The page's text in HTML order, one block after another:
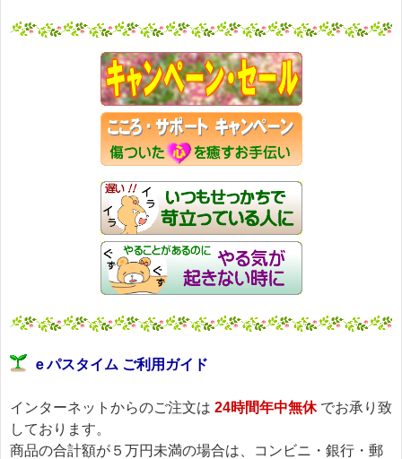
ｅパスタイム ご利用ガイド
インターネットからのご注文は 24時間年中無休でお承り致
しております。
商品の合計額が５万円未満の場合は、コンビニ・銀行・郵